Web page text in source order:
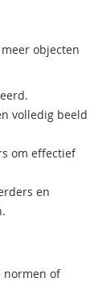
objecten
volledig beeld
om effectief
en
normen of